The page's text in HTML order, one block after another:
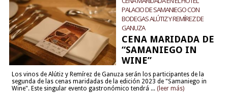
PALACIO DE SAMANIEGO CON
BODEGAS ALÚTIZ Y REMÍREZ DE
GANUZA
CENA MARIDADA DE
“SAMANIEGO IN
WINE”
Los vinos de Alútiz y Remírez de Ganuza serán los participantes de la
segunda de las cenas maridadas de la edición 2023 de "Samaniego in
Wine". Este singular evento gastronómico tendrá ... (leer más)